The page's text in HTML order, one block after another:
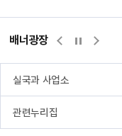
배너광장
허브포털 완주몰
실국과 사업소
관련누리집